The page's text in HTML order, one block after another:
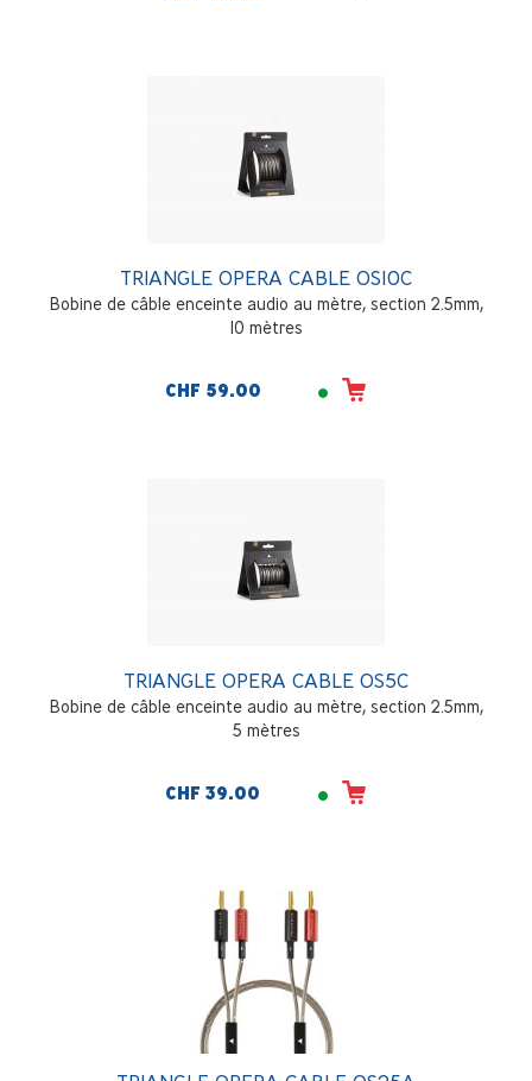
TRIANGLE OPERA CABLE OS10C
Bobine de câble enceinte audio au mètre, section 2.5mm,
10 mètres
CHF 59.00
TRIANGLE OPERA CABLE OS5C
Bobine de câble enceinte audio au mètre, section 2.5mm,
5 mètres
CHF 39.00